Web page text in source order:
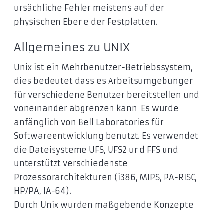
ursächliche Fehler meistens auf der
physischen Ebene der Festplatten.
Allgemeines zu UNIX
Unix ist ein Mehrbenutzer-Betriebssystem,
dies bedeutet dass es Arbeitsumgebungen
für verschiedene Benutzer bereitstellen und
voneinander abgrenzen kann. Es wurde
anfänglich von Bell Laboratories für
Softwareentwicklung benutzt. Es verwendet
die Dateisysteme UFS, UFS2 und FFS und
unterstützt verschiedenste
Prozessorarchitekturen (i386, MIPS, PA-RISC,
HP/PA, IA-64).
Durch Unix wurden maßgebende Konzepte